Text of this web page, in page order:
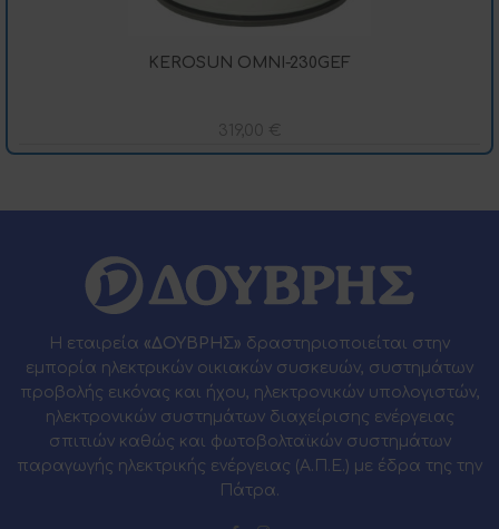
KEROSUN OMNI-230GEF
319,00 €
Η εταιρεία «ΔΟΥΒΡΗΣ» δραστηριοποιείται στην
εμπορία ηλεκτρικών οικιακών συσκευών, συστημάτων
προβολής εικόνας και ήχου, ηλεκτρονικών υπολογιστών,
ηλεκτρονικών συστημάτων διαχείρισης ενέργειας
σπιτιών καθώς και φωτοβολταϊκών συστημάτων
παραγωγής ηλεκτρικής ενέργειας (Α.Π.Ε.) με έδρα της την
Πάτρα.